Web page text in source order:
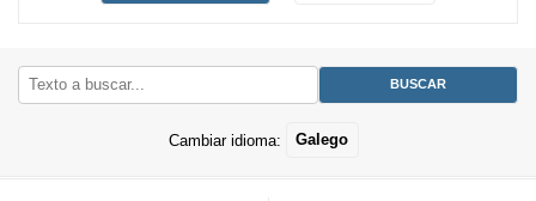
Cambiar idioma: Galego